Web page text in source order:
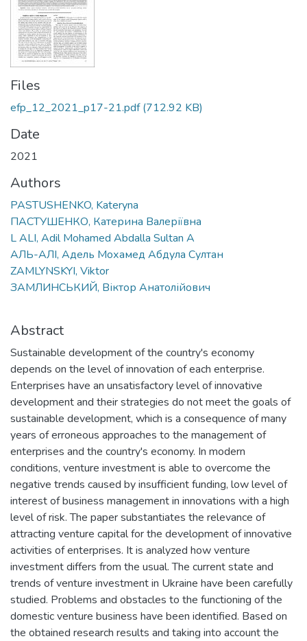
Files
efp_12_2021_p17-21.pdf(712.92 KB)
Date
2021
Authors
PASTUSHENKO, Kateryna
ПАСТУШЕНКО, Катерина Валеріївна
L ALI, Adil Mohamed Abdalla Sultan A
АЛЬ-АЛІ, Адель Мохамед Абдула Султан
ZAMLYNSKYI, Viktor
ЗАМЛИНСЬКИЙ, Віктор Анатолійович
Abstract
Sustainable development of the country's economy
depends on the level of innovation of each enterprise.
Enterprises have an unsatisfactory level of innovative
development and their strategies do not meet the goals of
sustainable development, which is a consequence of many
years of erroneous approaches to the management of
enterprises and the country's economy. In modern
conditions, venture investment is able to overcome the
negative trends caused by insufficient funding, low level of
interest of business management in innovations with a high
level of risk. The paper substantiates the relevance of
attracting venture capital for the development of innovative
activities of enterprises. It is analyzed how venture
investment differs from the usual. The current state and
trends of venture investment in Ukraine have been carefully
studied. Problems and obstacles to the functioning of the
domestic venture business have been identified. Based on
the obtained research results and taking into account the